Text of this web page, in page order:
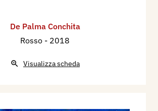
De Palma Conchita
Rosso - 2018
Visualizza scheda